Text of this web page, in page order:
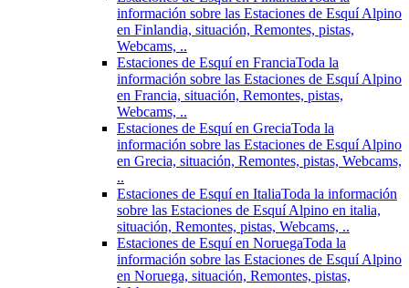
información sobre las Estaciones de Esquí Alpino
en Finlandia, situación, Remontes, pistas,
Webcams, ..
Estaciones de Esquí en FranciaToda la
información sobre las Estaciones de Esquí Alpino
en Francia, situación, Remontes, pistas,
Webcams, ..
Estaciones de Esquí en GreciaToda la
información sobre las Estaciones de Esquí Alpino
en Grecia, situación, Remontes, pistas, Webcams,
..
Estaciones de Esquí en ItaliaToda la información
sobre las Estaciones de Esquí Alpino en italia,
situación, Remontes, pistas, Webcams, ..
Estaciones de Esquí en NoruegaToda la
información sobre las Estaciones de Esquí Alpino
en Noruega, situación, Remontes, pistas,